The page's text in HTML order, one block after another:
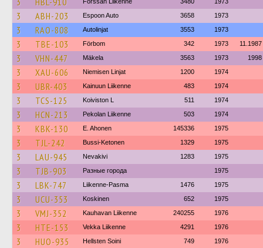
3 ABH-203 Espoon Auto 3658 1973
3 RAO-808 Autolinjat 3553 1973
3 TBE-103 Förbom 342 1973 11.1987
3 VHN-447 Mäkela 3563 1973 1998
3 XAU-606 Niemisen Linjat 1200 1974
3 UBR-403 Kainuun Liikenne 483 1974
3 TCS-125 Koiviston L 511 1974
3 HCN-213 Pekolan Liikenne 503 1974
3 KBK-130 E. Ahonen 145336 1975
3 TJL-242 Bussi-Ketonen 1329 1975
3 LAU-945 Nevakivi 1283 1975
3 TJB-903 Разные города 1975
3 LBK-747 Liikenne-Pasma 1476 1975
3 UCU-353 Koskinen 652 1975
3 VMJ-352 Kauhavan Liikenne 240255 1976
3 HTE-153 Vekka Liikenne 4291 1976
3 HUO-935 Hellsten Soini 749 1976